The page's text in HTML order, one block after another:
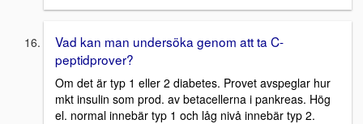
Vad kan man undersöka genom att ta C-
peptidprover?
Om det är typ 1 eller 2 diabetes. Provet avspeglar hur
mkt insulin som prod. av betacellerna i pankreas. Hög
el. normal innebär typ 1 och låg nivå innebär typ 2.